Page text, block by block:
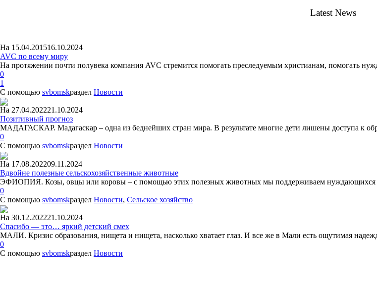
Latest News
На 15.04.201516.10.2024
AVC по всему миру
На протяжении почти полувека компания AVC стремится помогать преследуемым христианам, помогать
0
1
С помощью svbomskраздел Новости
На 27.04.202221.10.2024
Позитивный прогноз
МАДАГАСКАР. Мадагаскар – одна из беднейших стран мира. В результате многие дети лишены доступа к
0
С помощью svbomskраздел Новости
На 17.08.202209.11.2024
Вдвойне полезные сельскохозяйственные животные
ЭФИОПИЯ. Козы, овцы или коровы – с помощью этих полезных животных мы поддерживаем нуждающихся
0
С помощью svbomskраздел Новости, Сельское хозяйство
На 30.12.202221.10.2024
Спасибо — это… яркий детский смех
МАЛИ. Кризис образования, нищета и нищета, насколько хватает глаз. И все же в Мали есть ощутимая
0
С помощью svbomskраздел Новости